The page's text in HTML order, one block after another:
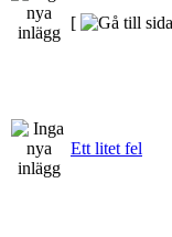
[
Ett litet fel